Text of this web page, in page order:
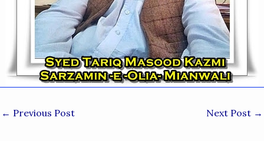
← Previous Post Next Post →